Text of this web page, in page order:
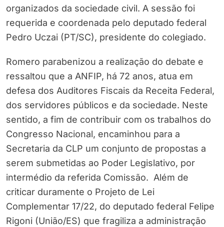
organizados da sociedade civil. A sessão foi
requerida e coordenada pelo deputado federal
Pedro Uczai (PT/SC), presidente do colegiado.
Romero parabenizou a realização do debate e
ressaltou que a ANFIP, há 72 anos, atua em
defesa dos Auditores Fiscais da Receita Federal,
dos servidores públicos e da sociedade. Neste
sentido, a fim de contribuir com os trabalhos do
Congresso Nacional, encaminhou para a
Secretaria da CLP um conjunto de propostas a
serem submetidas ao Poder Legislativo, por
intermédio da referida Comissão. Além de
criticar duramente o Projeto de Lei
Complementar 17/22, do deputado federal Felipe
Rigoni (União/ES) que fragiliza a administração